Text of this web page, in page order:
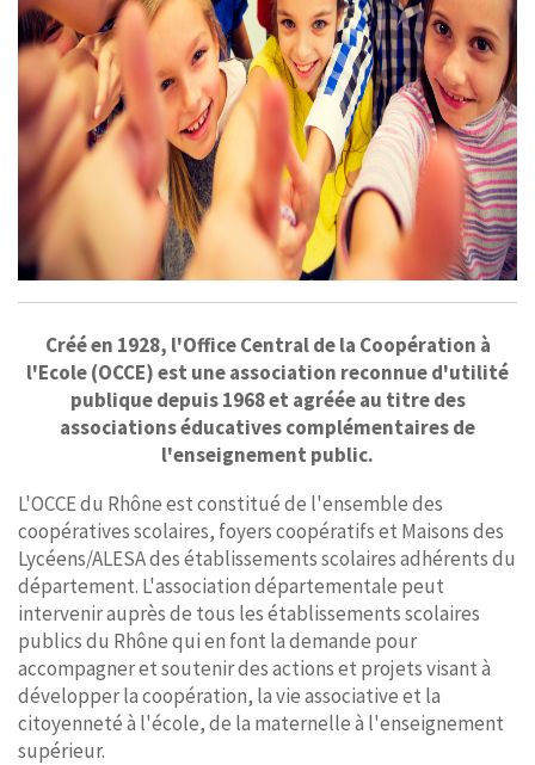
Créé en 1928, l'Office Central de la Coopération à
l'Ecole (OCCE) est une association reconnue d'utilité
publique depuis 1968 et agréée au titre des
associations éducatives complémentaires de
l'enseignement public.
L'OCCE du Rhône est constitué de l'ensemble des
coopératives scolaires, foyers coopératifs et Maisons des
Lycéens/ALESA des établissements scolaires adhérents du
département. L'association départementale peut
intervenir auprès de tous les établissements scolaires
publics du Rhône qui en font la demande pour
accompagner et soutenir des actions et projets visant à
développer la coopération, la vie associative et la
citoyenneté à l'école, de la maternelle à l'enseignement
supérieur.